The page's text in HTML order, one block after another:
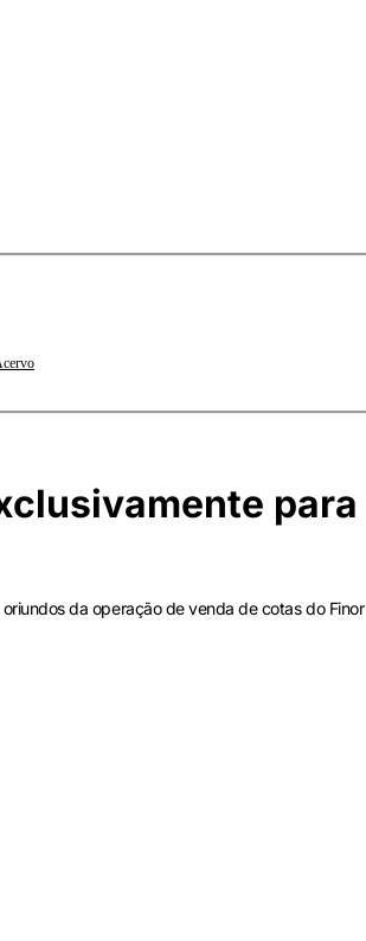
para
da operação de venda de cotas do Finor